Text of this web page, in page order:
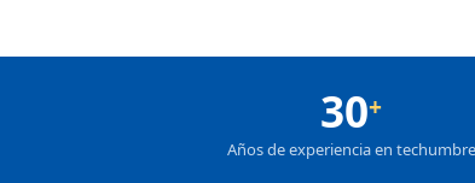
30+
Años de experiencia en techumbre